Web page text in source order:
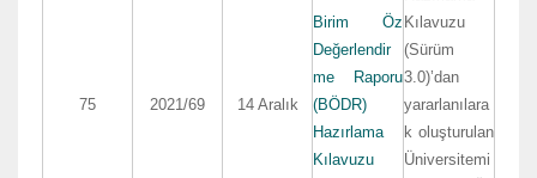
75 2021/69 14 Aralık
Birim Öz
Değerlendir
me Raporu
(BÖDR)
Hazırlama
Kılavuzu
Kılavuzu
(Sürüm
3.0)’dan
yararlanılara
k oluşturulan
Üniversitemi